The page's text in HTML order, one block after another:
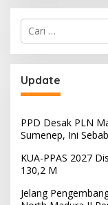
Cari
untuk:
Update
PPD Desak PLN
Sumenep, Ini
KUA-PPAS 2027
130,2 M
Jelang